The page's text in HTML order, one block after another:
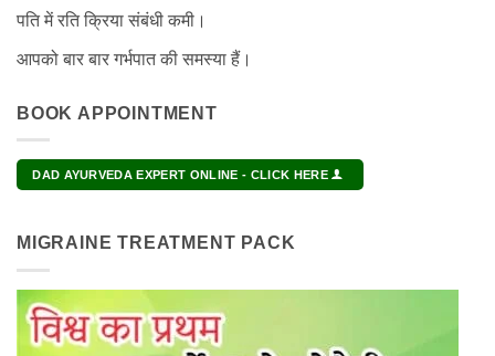
पति में रति क्रिया संबंधी कमी।
आपको बार बार गर्भपात की समस्या हैं।
BOOK APPOINTMENT
DAD AYURVEDA EXPERT ONLINE - CLICK HERE
MIGRAINE TREATMENT PACK